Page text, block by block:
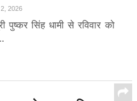
2026
सिंह धामी से रविवार को